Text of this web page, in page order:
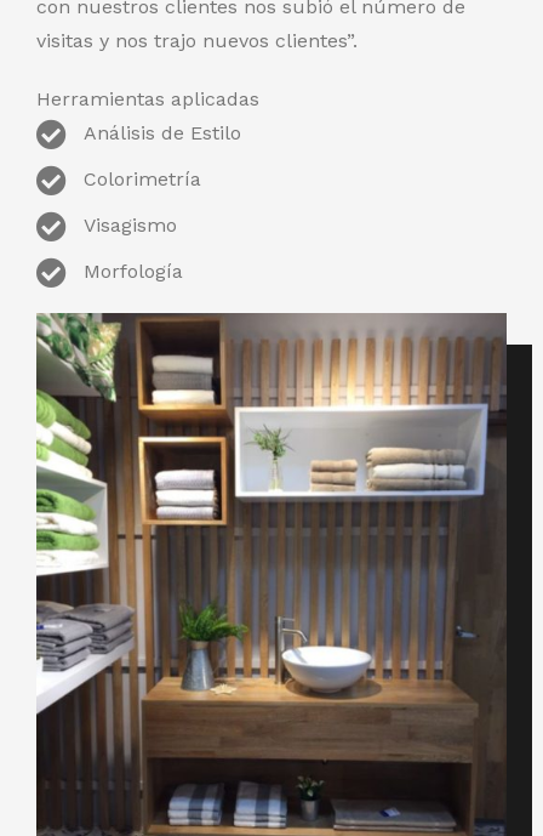
con nuestros clientes nos subió el número de
visitas y nos trajo nuevos clientes”.
Herramientas aplicadas
Análisis de Estilo
Colorimetría
Visagismo
Morfología